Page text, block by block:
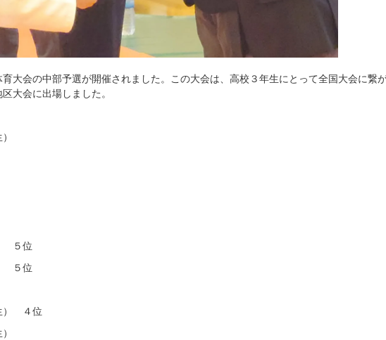
大会の中部予選が開催されました。この大会は、高校３年生にとって全国大会に繋
大会に出場しました。
５位
５位
４位